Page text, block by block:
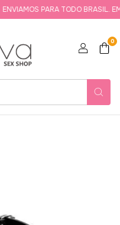
ENVIAMOS PARA TODO BRASIL.
0